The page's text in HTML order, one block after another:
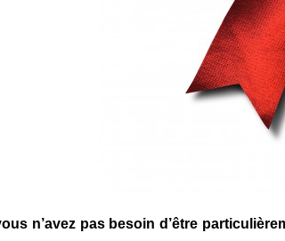
n’avez pas besoin d’être